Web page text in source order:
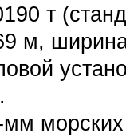
т
м,